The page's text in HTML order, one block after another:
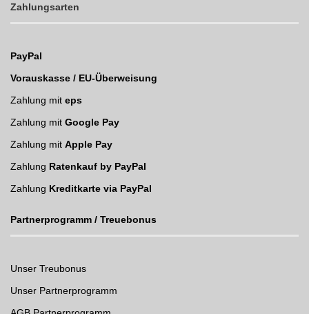
Zahlungsarten
PayPal
Vorauskasse / EU-Überweisung
Zahlung mit eps
Zahlung mit Google Pay
Zahlung mit Apple Pay
Zahlung Ratenkauf by PayPal
Zahlung Kreditkarte via PayPal
Partnerprogramm / Treuebonus
Unser Treubonus
Unser Partnerprogramm